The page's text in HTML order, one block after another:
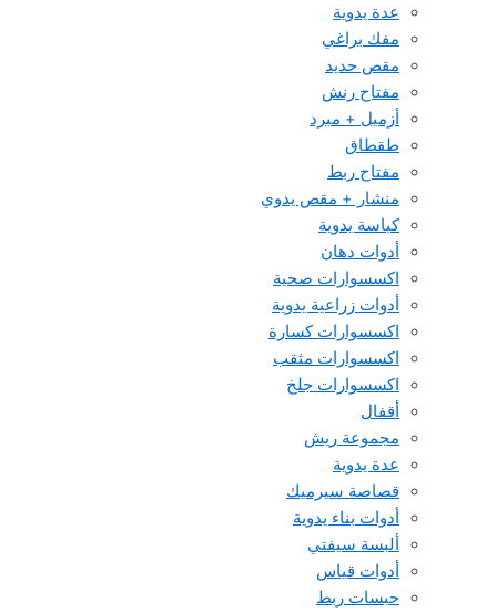
عدة يدوية
مفك براغي
مقص حديد
مفتاح رنش
أزميل + مبرد
طقطاق
مفتاح ربط
منشار + مقص يدوي
كباسة يدوية
أدوات دهان
اكسسوارات صحية
أدوات زراعية يدوية
اكسسوارات كسارة
اكسسوارات مثقب
اكسسوارات جلخ
أقفال
مجموعة ريش
عدة يدوية
قصاصة سيرميك
أدوات بناء يدوية
ألبسة سيفتي
أدوات قياس
حبسات ربط